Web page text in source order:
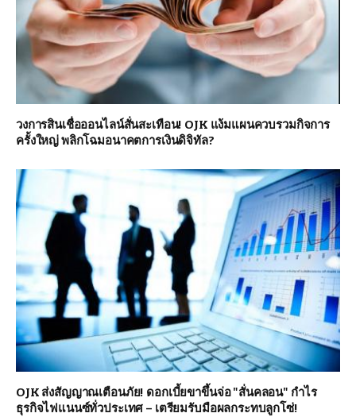
วงการสินเชื่อออนไลน์สั่นสะเทือน! OJK แง้มแผนควบรวมกิจการ
ครั้งใหญ่ พลิกโฉมอนาคตการเงินดิจิทัล?
OJK ส่งสัญญาณเตือนภัย! ดอกเบี้ยขาขึ้นจ่อ "สั่นคลอน" กำไร
ธุรกิจไฟแนนซ์ทั่วประเทศ – เตรียมรับมือผลกระทบลูกโซ่!